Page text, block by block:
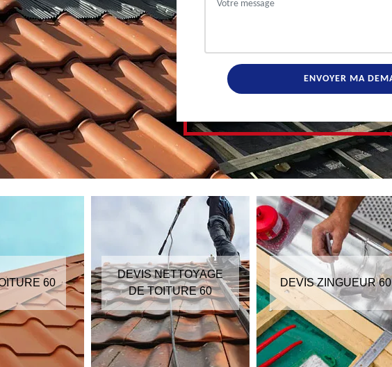
60
DEVIS NETTOYAGE
DE TOITURE 60
DEVIS ZINGUEUR 60